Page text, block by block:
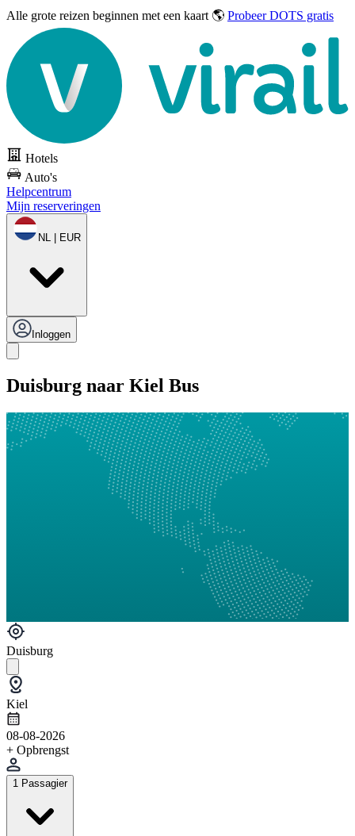
Alle grote reizen beginnen met een kaart 🌎 Probeer DOTS gratis
Hotels
Auto's
Helpcentrum
Mijn reserveringen
NL | EUR
Inloggen
Duisburg naar Kiel Bus
Duisburg
Kiel
08-08-2026
+ Opbrengst
1 Passagier